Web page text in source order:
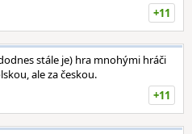
+11
stále je) hra mnohými hráči
ale za českou.
+11